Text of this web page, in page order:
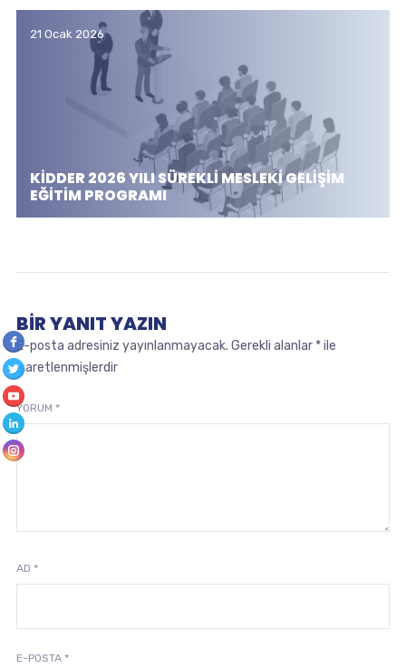
21 Ocak 2026
KİDDER 2026 YILI SÜREKLİ MESLEKİ GELİŞİM
EĞİTİM PROGRAMI
BIR YANIT YAZIN
E-posta adresiniz yayınlanmayacak. Gerekli alanlar *ile
işaretlenmişlerdir
YORUM *
AD *
E-POSTA *